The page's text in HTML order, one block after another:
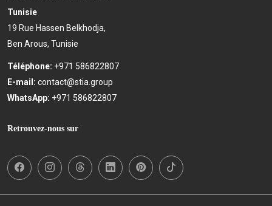
Tunisie
19 Rue Hassen Belkhodja,
Ben Arous, Tunisie
Téléphone: +971 586822807
E-mail: contact@stia.group
WhatsApp: +971 586822807
Retrouvez-nous sur